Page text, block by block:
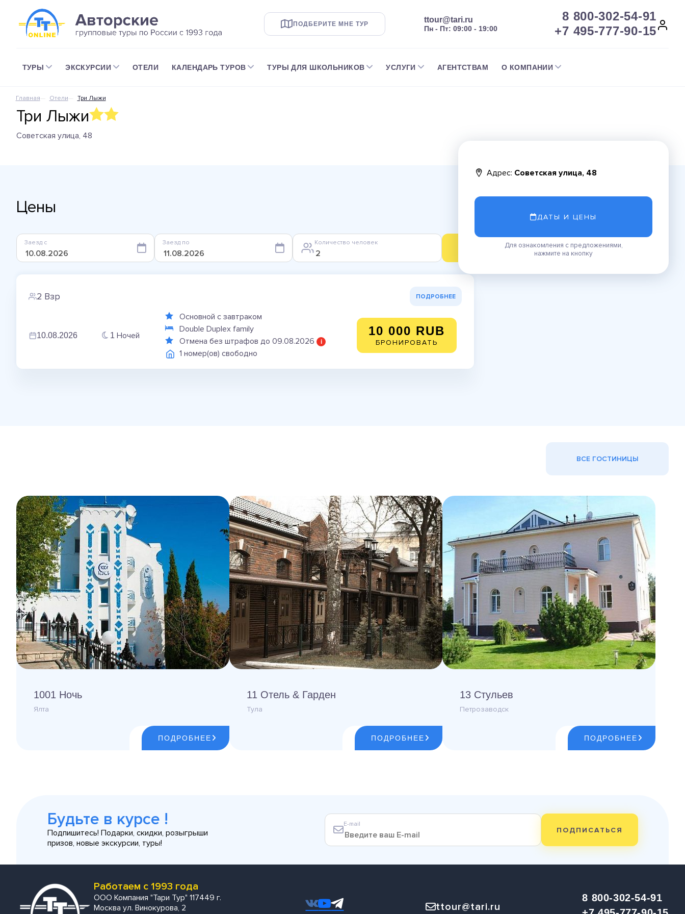
ПОДБЕРИТЕ МНЕ ТУР ttour@tari.ru
Пн - Пт: 09:00 - 19:00
8 800-302-54-91
+7 495-777-90-15
ТУРЫ ЭКСКУРСИИ ОТЕЛИ КАЛЕНДАРЬ ТУРОВ ТУРЫ ДЛЯ ШКОЛЬНИКОВ УСЛУГИ АГЕНТСТВАМ О КОМПАНИИ
Главная Отели Три Лыжи
Три Лыжи
Советская улица, 48
Адрес: Советская улица, 48
ДАТЫ И ЦЕНЫ
Для ознакомления с предложениями,
нажмите на кнопку
Цены
Заезд с Заезд по Количество человек
2 Взр ПОДРОБНЕЕ
10.08.2026 1 Ночей
Основной с завтраком
Double Duplex family
Отмена без штрафов до 09.08.2026 i
1 номер(ов) свободно
10 000 RUB
БРОНИРОВАТЬ
ВСЕ ГОСТИНИЦЫ
1001 Ночь
Ялта
ПОДРОБНЕЕ
11 Отель & Гарден
Тула
ПОДРОБНЕЕ
13 Стульев
Петрозаводск
ПОДРОБНЕЕ
Будьте в курсе !
Подпишитесь! Подарки, скидки, розыгрыши
призов, новые экскурсии, туры!
E-mail
ПОДПИСАТЬСЯ
Работаем с 1993 года
ООО Компания "Тари Тур" 117449 г.
Москва ул. Винокурова, 2
ttour@tari.ru
8 800-302-54-91